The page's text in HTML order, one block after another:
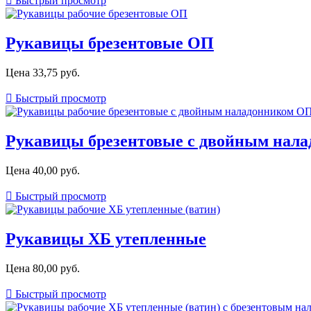
Рукавицы брезентовые ОП
Цена 33,75 руб.
 Быстрый просмотр
Рукавицы брезентовые с двойным
Цена 40,00 руб.
 Быстрый просмотр
Рукавицы ХБ утепленные
Цена 80,00 руб.
 Быстрый просмотр